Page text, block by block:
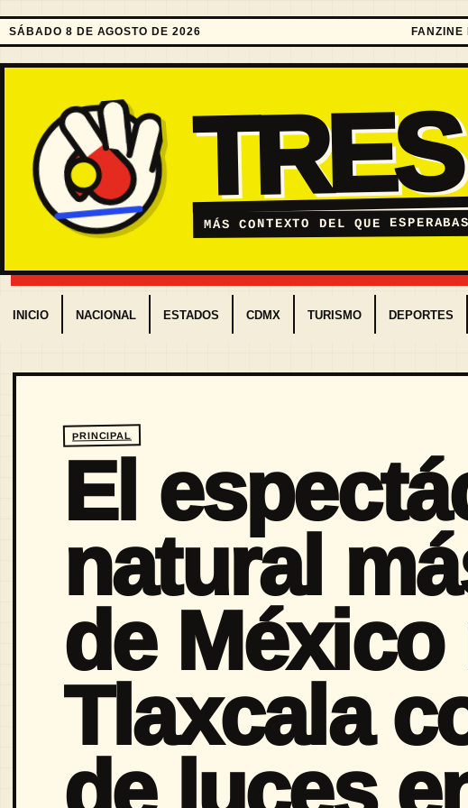
SÁBADO 8 DE AGOSTO DE 2026 FANZINE
MÁS CONTEXTO DEL QUE ESPERABAS
INICIO NACIONAL ESTADOS CDMX TURISMO DEPORTES
PRINCIPAL
El
natural
de México
Tlaxcala